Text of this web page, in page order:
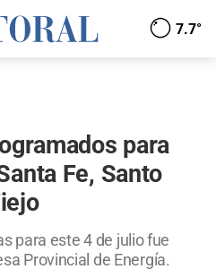
7.7°
para
Fe, Santo
para este 4 de julio fue
Provincial de Energía.